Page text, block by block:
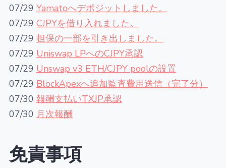
07/29 Yamatoへデポジットしました。
07/29 CJPYを借り入れました。
07/29 担保の一部を引き出しました。
07/29 Uniswap LPへのCJPY承認
07/29 Unswap v3 ETH/CJPY poolの設置
07/29 BlockApexへ追加監査費用送信（完了分）
07/30 報酬支払いTXJP承認
07/30 月次報酬
免責事項